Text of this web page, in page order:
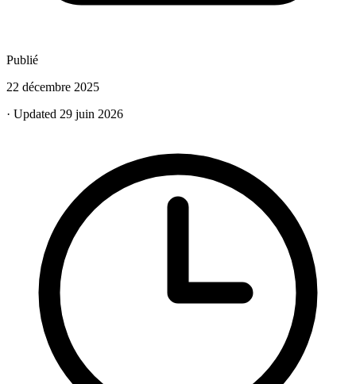
Publié
22 décembre 2025
· Updated 29 juin 2026